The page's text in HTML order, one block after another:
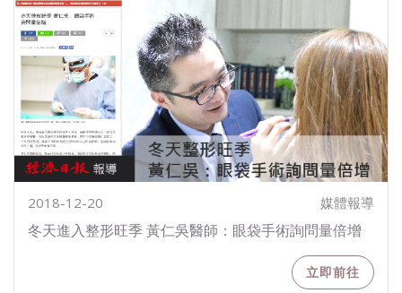
2018-12-20 媒體報導
冬天進入整形旺季 黃仁吳醫師：眼袋手術詢問量倍增
立即前往